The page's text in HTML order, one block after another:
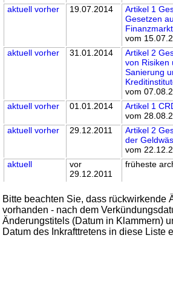
aktuell vorher 19.07.2014
Artikel 1
Gesetzen
vom
aktuell vorher 31.01.2014
Artikel 2
von Risiken
Sanierung
vom
aktuell vorher 01.01.2014
Artikel 1
vom
aktuell vorher 29.12.2011
Artikel 2
der
vom
aktuell
vor
29.12.2011
früheste
Bitte beachten Sie, dass rückwirkende
vorhanden - nach dem
Änderungstitels (Datum in Klammern)
Datum des Inkrafttretens in diese Liste